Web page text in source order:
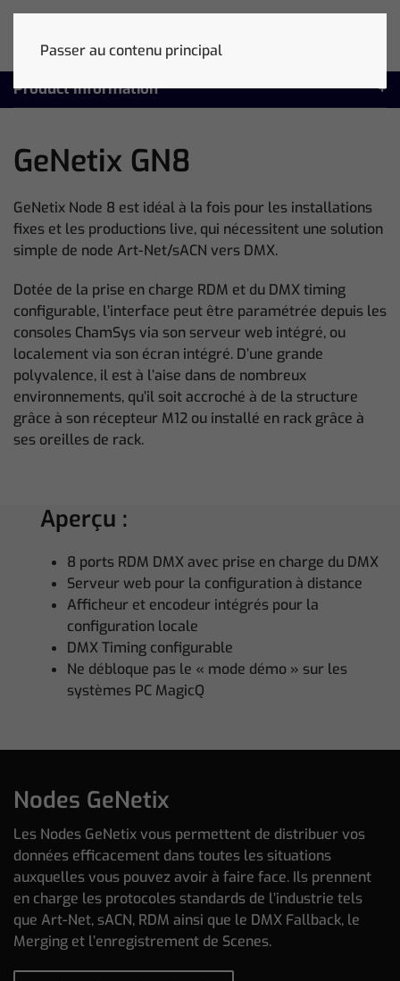
Passer au contenu principal
Product Information
GeNetix GN8
GeNetix Node 8 est idéal à la fois pour les installations
fixes et les productions live, qui nécessitent une solution
simple de node Art-Net/sACN vers DMX.
Dotée de la prise en charge RDM et du DMX timing
configurable, l’interface peut être paramétrée depuis les
consoles ChamSys via son serveur web intégré, ou
localement via son écran intégré. D’une grande
polyvalence, il est à l’aise dans de nombreux
environnements, qu’il soit accroché à de la structure
grâce à son récepteur M12 ou installé en rack grâce à
ses oreilles de rack.
Aperçu :
8 ports RDM DMX avec prise en charge du DMX
Serveur web pour la configuration à distance
Afficheur et encodeur intégrés pour la
configuration locale
DMX Timing configurable
Ne débloque pas le « mode démo » sur les
systèmes PC MagicQ
Nodes GeNetix
Les Nodes GeNetix vous permettent de distribuer vos
données efficacement dans toutes les situations
auxquelles vous pouvez avoir à faire face. Ils prennent
en charge les protocoles standards de l’industrie tels
que Art-Net, sACN, RDM ainsi que le DMX Fallback, le
Merging et l’enregistrement de Scenes.